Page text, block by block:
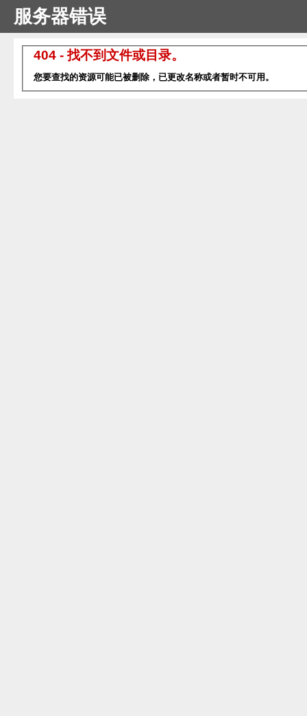
服务器错误
404 - 找不到文件或目录。
您要查找的资源可能已被删除，已更改名称或者暂时不可用。